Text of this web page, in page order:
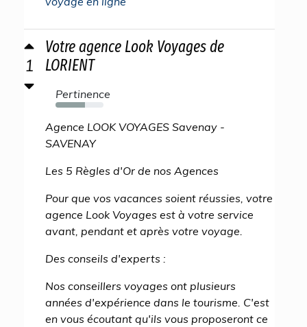
1
Votre agence Look Voyages de
LORIENT
Pertinence
62%
Agence LOOK VOYAGES Savenay -
SAVENAY
Les 5 Règles d'Or de nos Agences
Pour que vos vacances soient réussies, votre
agence Look Voyages est à votre service
avant, pendant et après votre voyage.
Des conseils d'experts :
Nos conseillers voyages ont plusieurs
années d'expérience dans le tourisme. C'est
en vous écoutant qu'ils vous proposeront ce